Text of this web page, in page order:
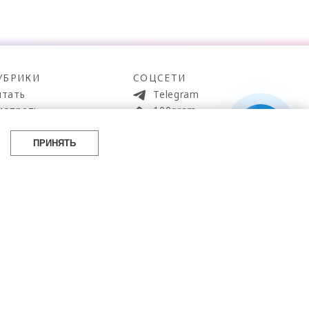
СОЦСЕТИ
Telegram
100gram
ПРИНЯТЬ